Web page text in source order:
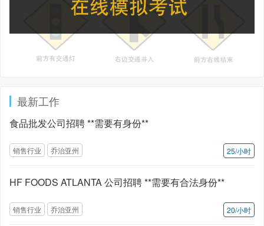
最新工作
食品批发公司招聘 **需要有身份**
25/小时
销售行业 乔治亚州
HF FOODS ATLANTA 公司招聘 **需要有合法身份**
20/小时
销售行业 乔治亚州